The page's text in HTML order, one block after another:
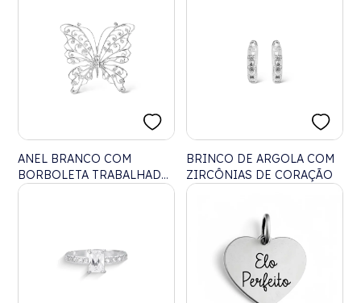
ANEL BRANCO COM
BORBOLETA TRABALHADA
DE ARABESCOS AJUSTÁVEL
BRINCO DE ARGOLA COM
ZIRCÔNIAS DE CORAÇÃO